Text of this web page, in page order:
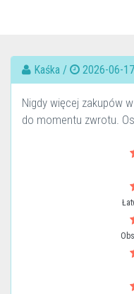
Kaśka / 2026-06-17
Nigdy więcej zakupów
do momentu zwrotu.